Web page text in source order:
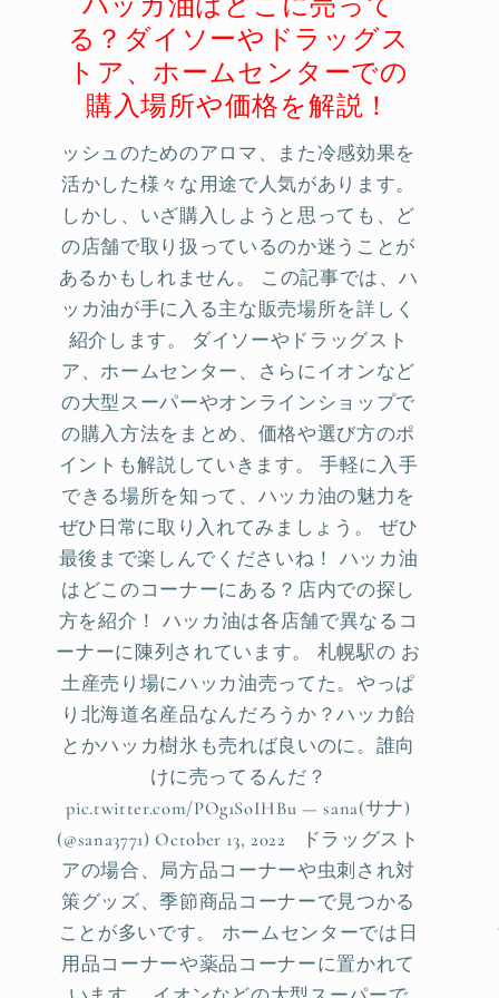
る？ダイソーやドラッグス
トア、ホームセンターでの
購入場所や価格を解説！
ッシュのためのアロマ、また冷感効果を
活かした様々な用途で人気があります。
しかし、いざ購入しようと思っても、ど
の店舗で取り扱っているのか迷うことが
あるかもしれません。 この記事では、ハ
ッカ油が手に入る主な販売場所を詳しく
紹介します。 ダイソーやドラッグスト
ア、ホームセンター、さらにイオンなど
の大型スーパーやオンラインショップで
の購入方法をまとめ、価格や選び方のポ
イントも解説していきます。 手軽に入手
できる場所を知って、ハッカ油の魅力を
ぜひ日常に取り入れてみましょう。 ぜひ
最後まで楽しんでくださいね！ ハッカ油
はどこのコーナーにある？店内での探し
方を紹介！ ハッカ油は各店舗で異なるコ
ーナーに陳列されています。 札幌駅の お
土産売り場にハッカ油売ってた。やっぱ
り北海道名産品なんだろうか？ハッカ飴
とかハッカ樹氷も売れば良いのに。誰向
けに売ってるんだ？
pic.twitter.com/POg1SoIHBu — sana(サナ)
(@sana3771) October 13, 2022 ドラッグスト
アの場合、局方品コーナーや虫刺され対
策グッズ、季節商品コーナーで見つかる
ことが多いです。 ホームセンターでは日
用品コーナーや薬品コーナーに置かれて